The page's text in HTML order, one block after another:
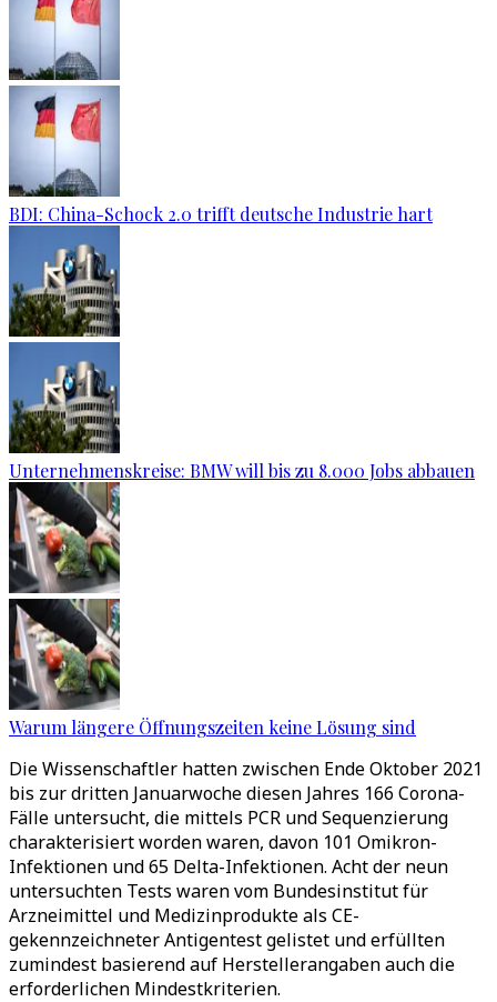
BDI: China-Schock 2.0 trifft deutsche Industrie hart
Unternehmenskreise: BMW will bis zu 8.000 Jobs abbauen
Warum längere Öffnungszeiten keine Lösung sind
Die Wissenschaftler hatten zwischen Ende Oktober 2021
bis zur dritten Januarwoche diesen Jahres 166 Corona-
Fälle untersucht, die mittels PCR und Sequenzierung
charakterisiert worden waren, davon 101 Omikron-
Infektionen und 65 Delta-Infektionen. Acht der neun
untersuchten Tests waren vom Bundesinstitut für
Arzneimittel und Medizinprodukte als CE-
gekennzeichneter Antigentest gelistet und erfüllten
zumindest basierend auf Herstellerangaben auch die
erforderlichen Mindestkriterien.